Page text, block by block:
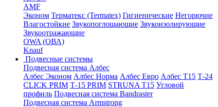
AMF
Эконом Терматекс (Termatex) Гигиенические Негорючие
Влагостойкие Звукопоглощающие Звукоизолирующие
Звукоотражающие
OWA (ОВА)
Knauf
Подвесные системы
Подвесная система Албес
Албес Эконом Албес Норма Албес Евро Албес T15 Т-24
CLICK PRIM Т-15 PRIM STRUNA Т15 Угловой
профиль Подвесная система Bandraster
Подвесная система Armstrong